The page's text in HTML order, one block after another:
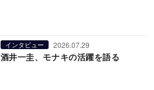
インタビュー 2026.07.29
酒井一圭、モナキの活躍を語る